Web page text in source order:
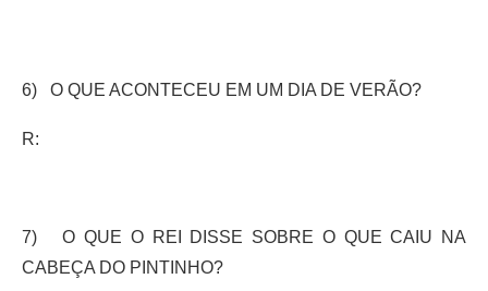
6) O QUE ACONTECEU EM UM DIA DE VERÃO?
R:
7) O QUE O REI DISSE SOBRE O QUE CAIU NA
CABEÇA DO PINTINHO?